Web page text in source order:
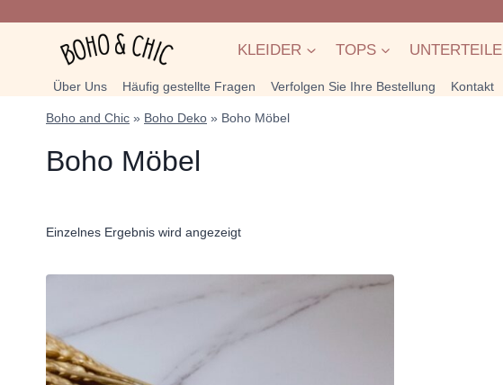
KLEIDER TOPS UNTERTEILE
Über Uns Häufig gestellte Fragen Verfolgen Sie Ihre Bestellung Kontakt
Boho and Chic » Boho Deko » Boho Möbel
Boho Möbel
Einzelnes Ergebnis wird angezeigt